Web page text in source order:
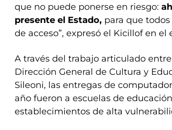
que no puede ponerse en riesgo:
presente el Estado, para que
de acceso”, expresó el Kicillof en el
A través del trabajo articulado
Dirección General de Cultura y
Sileoni, las entregas de
año fueron a escuelas de
establecimientos de alta